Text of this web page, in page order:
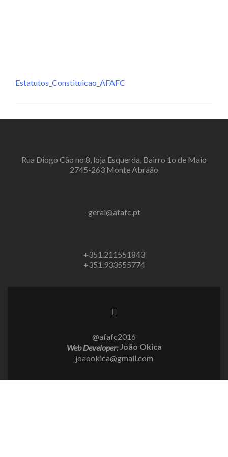
Estatutos_Constituicao_AFAFC
Rua Diogo Cão no 8, loja Esquerda, Bairro 1o de Maio
2745-263 Monte Abraão
geral@afafc.pt
+351.211551843
+351.933555774
@afafc2016
Web Developer:João Okica
joaookica@gmail.com